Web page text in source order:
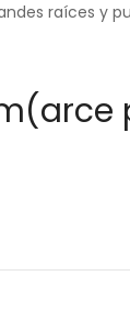
raíces y